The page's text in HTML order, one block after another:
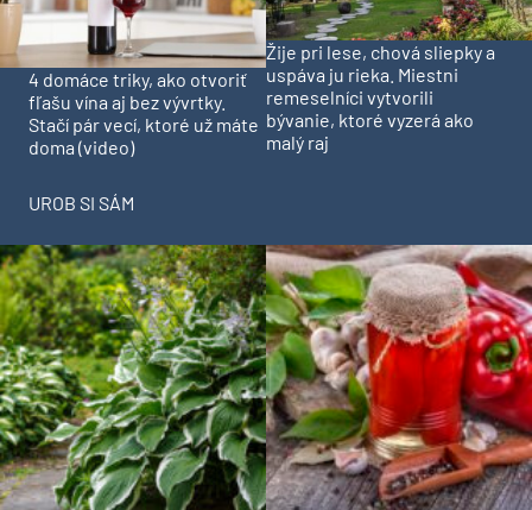
4 domáce triky, ako otvoriť
fľašu vína aj bez vývrtky.
Stačí pár vecí, ktoré už máte
doma (video)
Žije pri lese, chová sliepky a
uspáva ju rieka. Miestni
remeselníci vytvorili
bývanie, ktoré vyzerá ako
malý raj
UROB SI SÁM